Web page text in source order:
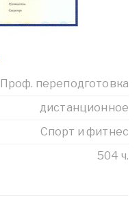
Проф. переподготовка
дистанционное
Спорт и фитнес
504 ч.